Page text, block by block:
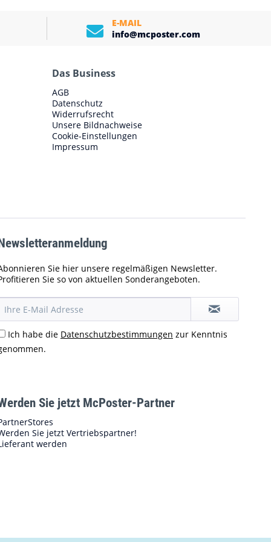
E-MAIL
info@mcposter.com
Das Business
AGB
Datenschutz
Widerrufsrecht
Unsere Bildnachweise
Cookie-Einstellungen
Impressum
Sie hier unsere regelmäßigen Newsletter.
Sie so von aktuellen Sonderangeboten.
Ich habe die Datenschutzbestimmungen zur Kenntnis
Sie jetzt McPoster-Partner
Sie jetzt Vertriebspartner!
werden